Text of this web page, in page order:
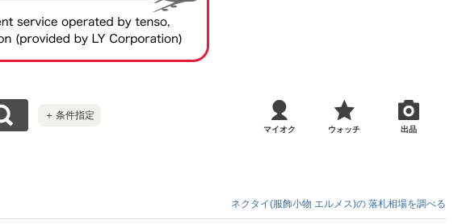
＋ 条件指定
マイオク ウォッチ 出品
ネクタイ(服飾小物 エルメス)の 落札相場を調べる